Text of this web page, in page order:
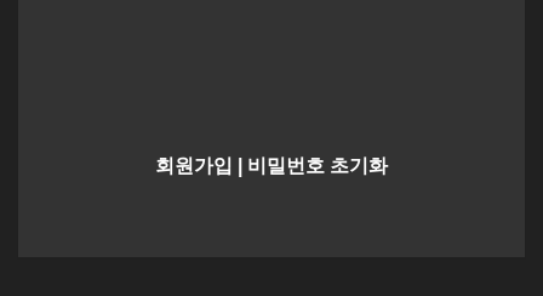
회원가입 비밀번호 초기화